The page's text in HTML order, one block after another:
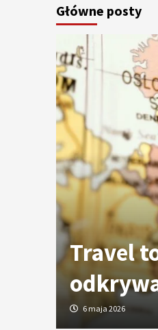
Główne posty
Travel
6 maja 2026